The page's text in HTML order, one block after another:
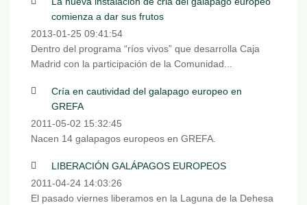
comienza a dar sus frutos
2013-01-25 09:41:54
Dentro del programa “ríos vivos” que desarrolla Caja
Madrid con la participación de la Comunidad...
Cría en cautividad del galapago europeo en
GREFA
2011-05-02 15:32:45
Nacen 14 galapagos europeos en GREFA.
LIBERACIÓN GALÁPAGOS EUROPEOS
2011-04-24 14:03:26
El pasado viernes liberamos en la Laguna de la Dehesa